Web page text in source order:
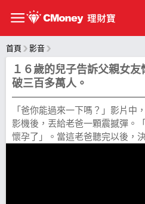
首頁 影音
１６歲的兒子告訴父親女
破三百多萬人。
「爸你能過來一下嗎？」影片中
影機後，丟給老爸一顆震撼彈。
懷孕了」。當這老爸聽完以後，